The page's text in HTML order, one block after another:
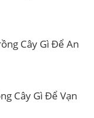
Cây Gì Để An
Cây Gì Để Vạn